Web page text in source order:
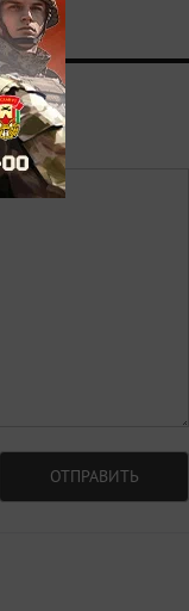
ОТПРАВИТЬ